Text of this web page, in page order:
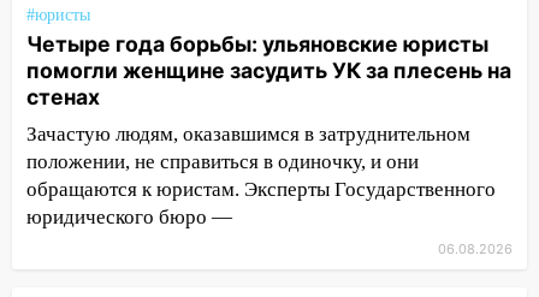
08:21
велосипеда
07:18
тридцатиградусная жара: какая будет
погода в четверг
06:00 Четыре года борьбы: ульяновские
юристы помогли женщине засудить УК
#юристы
Четыре года борьбы: ульяновские юристы
помогли женщине засудить УК за плесень на
стенах
Зачастую людям, оказавшимся в затруднительном
положении, не справиться в одиночку, и они
обращаются к юристам. Эксперты Государственного
юридического бюро —
06.08.2026